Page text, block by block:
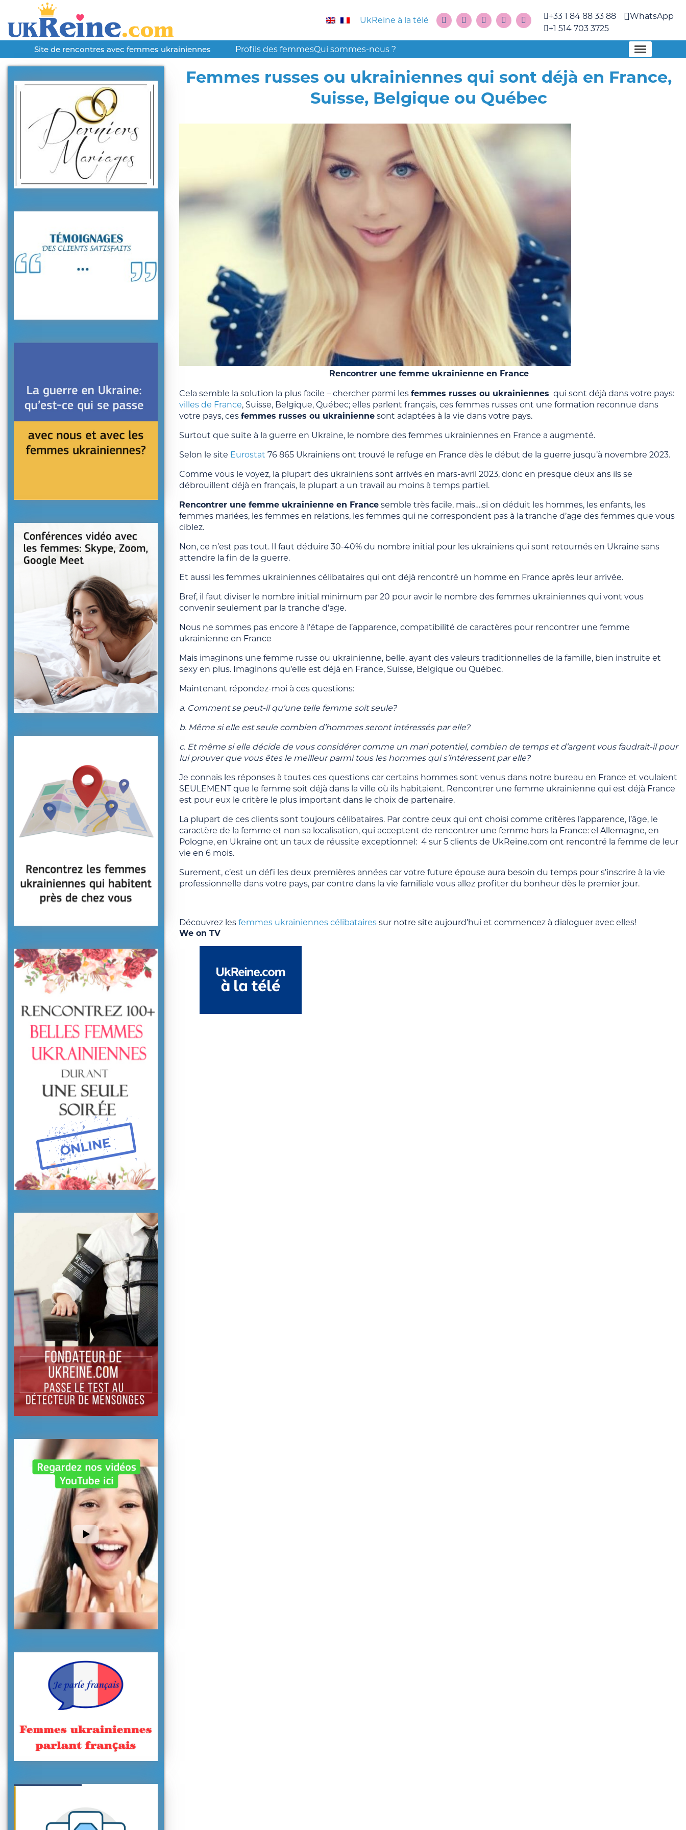
UkReine à la télé
+33 1 84 88 33 88
+1 514 703 3725
WhatsApp
Site de rencontres avec femmes ukrainiennes Profils des femmesQui sommes-nous ?
Femmes russes ou ukrainiennes qui sont déjà en France,
Suisse, Belgique ou Québec
Rencontrer une femme ukrainienne en France
Cela semble la solution la plus facile – chercher parmi les femmes russes ou ukrainiennes qui sont déjà dans votre pays:
villes de France, Suisse, Belgique, Québec; elles parlent français, ces femmes russes ont une formation reconnue dans
votre pays, ces femmes russes ou ukrainienne sont adaptées à la vie dans votre pays.
Surtout que suite à la guerre en Ukraine, le nombre des femmes ukrainiennes en France a augmenté.
Selon le site Eurostat 76 865 Ukrainiens ont trouvé le refuge en France dès le début de la guerre jusqu’à novembre 2023.
Comme vous le voyez, la plupart des ukrainiens sont arrivés en mars-avril 2023, donc en presque deux ans ils se
débrouillent déjà en français, la plupart a un travail au moins à temps partiel.
Rencontrer une femme ukrainienne en France semble très facile, mais….si on déduit les hommes, les enfants, les
femmes mariées, les femmes en relations, les femmes qui ne correspondent pas à la tranche d’age des femmes que vous
ciblez.
Non, ce n’est pas tout. Il faut déduire 30-40% du nombre initial pour les ukrainiens qui sont retournés en Ukraine sans
attendre la fin de la guerre.
Et aussi les femmes ukrainiennes célibataires qui ont déjà rencontré un homme en France après leur arrivée.
Bref, il faut diviser le nombre initial minimum par 20 pour avoir le nombre des femmes ukrainiennes qui vont vous
convenir seulement par la tranche d’age.
Nous ne sommes pas encore à l’étape de l’apparence, compatibilité de caractères pour rencontrer une femme
ukrainienne en France
Mais imaginons une femme russe ou ukrainienne, belle, ayant des valeurs traditionnelles de la famille, bien instruite et
sexy en plus. Imaginons qu’elle est déjà en France, Suisse, Belgique ou Québec.
Maintenant répondez-moi à ces questions:
a. Comment se peut-il qu’une telle femme soit seule?
b. Même si elle est seule combien d’hommes seront intéressés par elle?
c. Et même si elle décide de vous considérer comme un mari potentiel, combien de temps et d’argent vous faudrait-il pour
lui prouver que vous êtes le meilleur parmi tous les hommes qui s’intéressent par elle?
Je connais les réponses à toutes ces questions car certains hommes sont venus dans notre bureau en France et voulaient
SEULEMENT que le femme soit déjà dans la ville où ils habitaient. Rencontrer une femme ukrainienne qui est déjà France
est pour eux le critère le plus important dans le choix de partenaire.
La plupart de ces clients sont toujours célibataires. Par contre ceux qui ont choisi comme critères l’apparence, l’âge, le
caractère de la femme et non sa localisation, qui acceptent de rencontrer une femme hors la France: el Allemagne, en
Pologne, en Ukraine ont un taux de réussite exceptionnel: 4 sur 5 clients de UkReine.com ont rencontré la femme de leur
vie en 6 mois.
Surement, c’est un défi les deux premières années car votre future épouse aura besoin du temps pour s’inscrire à la vie
professionnelle dans votre pays, par contre dans la vie familiale vous allez profiter du bonheur dès le premier jour.
Découvrez les femmes ukrainiennes célibataires sur notre site aujourd’hui et commencez à dialoguer avec elles!
We on TV